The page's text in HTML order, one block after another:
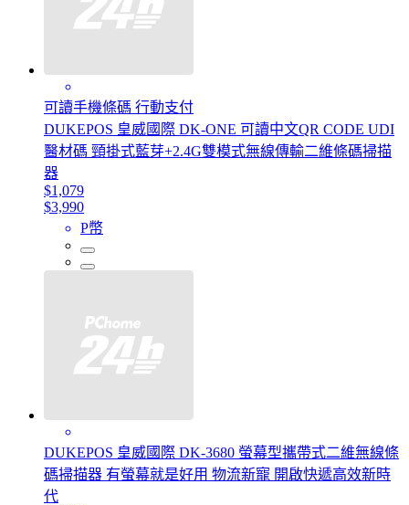
可讀手機條碼 行動支付
DUKEPOS 皇威國際 DK-ONE 可讀中文QR CODE UDI
醫材碼 頸掛式藍芽+2.4G雙模式無線傳輸二維條碼掃描
器
$1,079
$3,990
P幣
DUKEPOS 皇威國際 DK-3680 螢幕型攜帶式二維無線條
碼掃描器 有螢幕就是好用 物流新寵 開啟快遞高效新時
代